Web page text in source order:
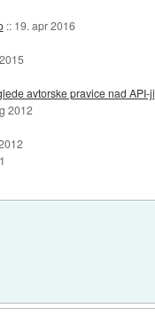
:: 19. apr 2016
avtorske pravice nad API-ji
2012